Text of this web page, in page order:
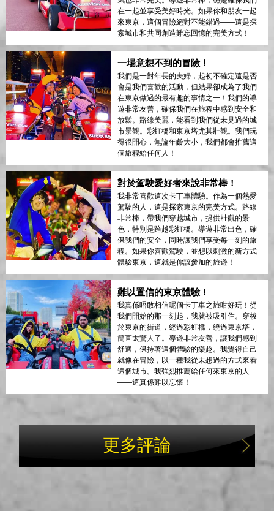
在一起並享受美好時光。如果你和朋友一起
來東京，這個冒險絕對不能錯過——這是探
索城市和共同創造難忘回憶的完美方式！
一場意想不到的冒險！
我們是一對年長的夫婦，起初不確定這是否
會是我們喜歡的活動，但結果卻成為了我們
在東京做過的最有趣的事情之一！我們的導
遊非常友善，確保我們在旅程中感到安全和
放鬆。路線美麗，能看到我們從未見過的城
市景觀。彩虹橋和東京塔尤其壯觀。我們玩
得很開心，無論年齡大小，我們都會推薦這
個旅程給任何人！
對於駕駛愛好者來說非常棒！
我非常喜歡這次卡丁車體驗。作為一個熱愛
駕駛的人，這是探索東京的完美方式。路線
非常棒，帶我們穿越城市，提供壯觀的景
色，特別是跨越彩虹橋。導遊非常出色，確
保我們的安全，同時讓我們享受每一刻的旅
程。如果你喜歡駕駛，並想以刺激的新方式
體驗東京，這就是你該參加的旅遊！
難以置信的東京體驗！
我真係唔敢相信呢個卡丁車之旅咁好玩！從
我們開始的那一刻起，我就被吸引住。穿梭
於東京的街道，經過彩虹橋，繞過東京塔，
簡直太驚人了。導遊非常友善，讓我們感到
舒適，保持著這個體驗的樂趣。我覺得自己
就像在冒險，以一種我從未想過的方式來看
這個城市。我強烈推薦給任何來東京的人
——這真係難以忘懷！
更多評論